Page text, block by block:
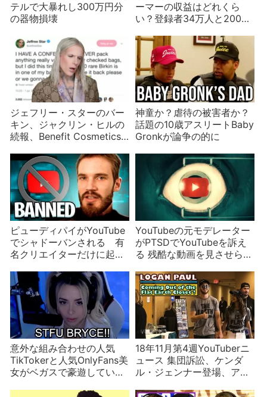
テルで大暴れし300万円分
の器物損壊
ーマーの収益はどれくら
い？登録者34万人と200万
ジェフリー・スターのバー
キン、ジャクリン・ヒルの
続報、Benefit Cosmetics
ニュース
神童か？虐待の被害者か？
話題の10歳アスリートBaby
Gronkが論争の的に
ピューディパイがYouTube
でシャドーバンされる 有
名クリエイターだけに起こ
YouTubeの元モデレーター
がPTSDでYouTubeを訴え
る 残酷な動画を見させられ
意外な組み合わせの人気
TikTokerと人気OnlyFans美
女がベガスで豪遊していた
18年11月第4週YouTuberニ
ュース 集団訴訟、ケンダ
ル・ジェンナー登場、アカ